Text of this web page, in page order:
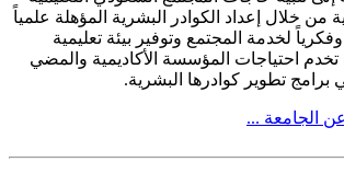
من خلال إعداد الكوادر البشرية المؤهلة علمياً
وفكرياً لخدمة المجتمع وتوفير بيئة تعليمية
تخدم احتياجات المؤسسة الأكاديمية والمضي
برامج تطوير كوادرها البشرية.
عن الجامعة ...